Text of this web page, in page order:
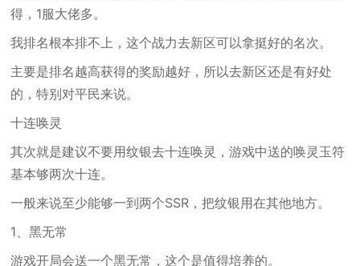
得，1服大佬多。
我排名根本排不上，这个战力去新区可以拿挺好的名次。
主要是排名越高获得的奖励越好，所以去新区还是有好处
的，特别对平民来说。
十连唤灵
其次就是建议不要用纹银去十连唤灵，游戏中送的唤灵玉符
基本够两次十连。
一般来说至少能够一到两个SSR，把纹银用在其他地方。
1、黑无常
游戏开局会送一个黑无常，这个是值得培养的。